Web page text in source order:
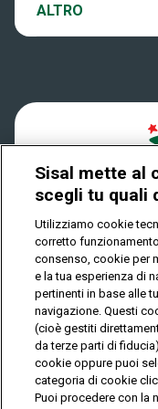
Play Your Date
Dove si gioca
Quanto si vince
Come riscuotere
ALTRO
Notifiche
Privacy
IL GIOCO È
© Copyright
Privacy
Sisal mette al
scegli tu quali
Utilizziamo cookie
corretto
consenso, cookie per
e la tua esperienza di
pertinenti in base alle
navigazione. Questi
(cioè gestiti
da terze parti di
cookie oppure puoi
categoria di cookie
Puoi procedere con la